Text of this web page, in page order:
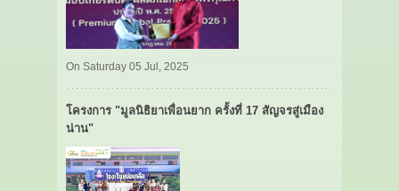
On Saturday 05 Jul, 2025
โครงการ "มูลนิธิยาเพื่อนยาก ครั้งที่ 17 สัญจรสู่เมือง
น่าน"